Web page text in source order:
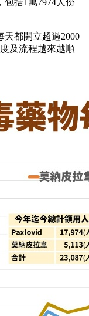
天都開立超過2000
及流程越來越順